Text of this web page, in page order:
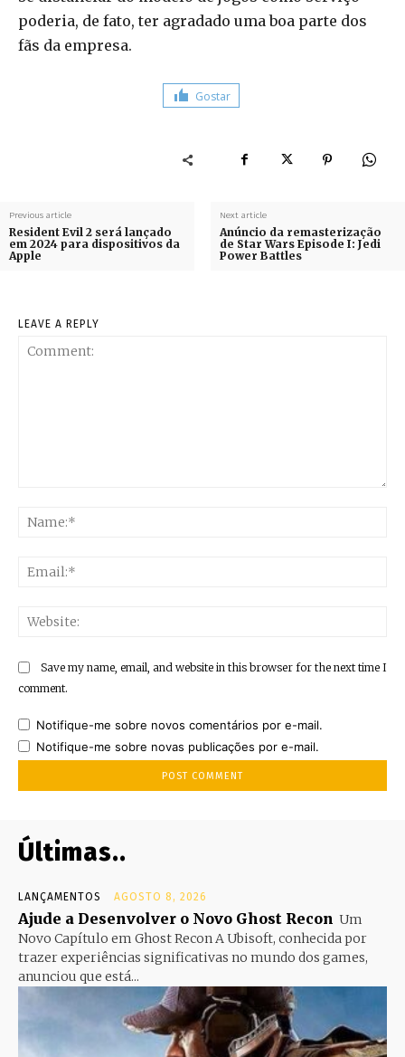
poderia, de fato, ter agradado uma boa parte dos
fãs da empresa.
Gostar
Previous article
Resident Evil 2 será lançado
em 2024 para dispositivos da
Apple
Next article
Anúncio da remasterização
de Star Wars Episode I: Jedi
Power Battles
LEAVE A REPLY
Save my name, email, and website in this browser for the next time I
comment.
Notifique-me sobre novos comentários por e-mail.
Notifique-me sobre novas publicações por e-mail.
Últimas..
LANÇAMENTOS AGOSTO 8, 2026
Ajude a Desenvolver o Novo Ghost Recon Um
Novo Capítulo em Ghost Recon A Ubisoft, conhecida por
trazer experiências significativas no mundo dos games,
anunciou que está...